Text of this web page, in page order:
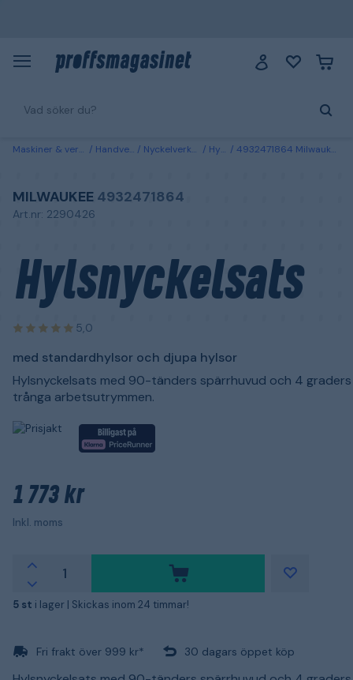
Maskiner & verktyg Handverktyg Nyckelverktyg & hylsor Hylsnycklar 4932471864 Milwaukee Hylsnyckelsats med standardhylsor och djupa hylsor
MILWAUKEE 4932471864
Art.nr: 2290426
Hylsnyckelsats
5,0
med standardhylsor och djupa hylsor
Hylsnyckelsats med 90-tänders spärrhuvud och 4 graders
trånga arbetsutrymmen.
1 773 kr
Inkl. moms
5 st i lager | Skickas inom 24 timmar!
Fri frakt över 999 kr* 30 dagars öppet köp